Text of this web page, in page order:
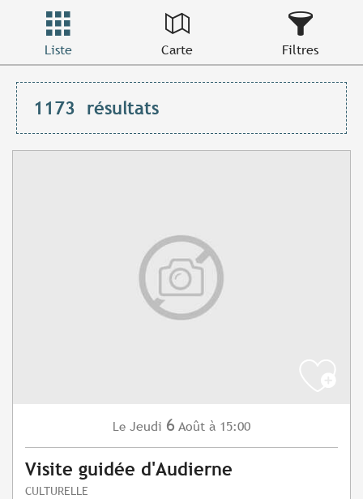
Liste Carte Filtres
1173 résultats
Le Jeudi 6 Août à 15:00
Visite guidée d'Audierne
CULTURELLE